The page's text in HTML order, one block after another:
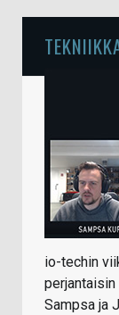
io-techin
Sampsa ja